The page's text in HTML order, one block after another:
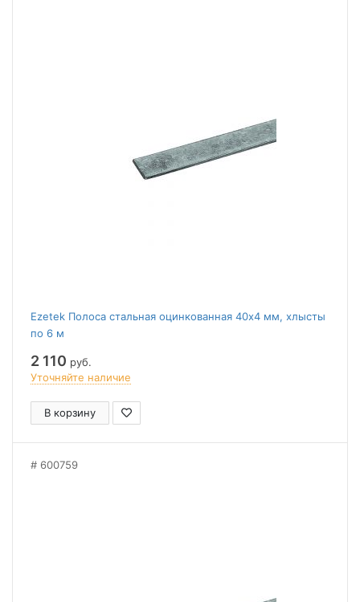
Ezetek Полоса стальная оцинкованная 40х4 мм, хлысты
по 6 м
2 110 руб.
Уточняйте наличие
В корзину
600759